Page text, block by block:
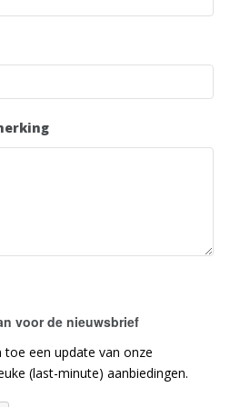
voor de nieuwsbrief
een update van onze
(last-minute) aanbiedingen.